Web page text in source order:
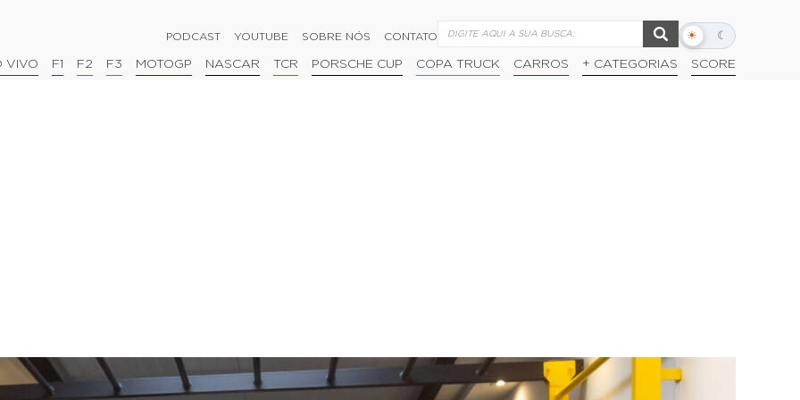
PODCAST YOUTUBE SOBRE NÓS CONTATO ☀ ☾
Alternar
escuro
VIVO F1 F2 F3 MOTOGP NASCAR TCR PORSCHE CUP COPA TRUCK CARROS + CATEGORIAS SCORE